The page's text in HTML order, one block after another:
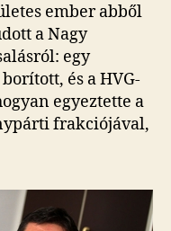
ember abből
a Nagy
egy
és a HVG-
egyeztette a
frakciójával,